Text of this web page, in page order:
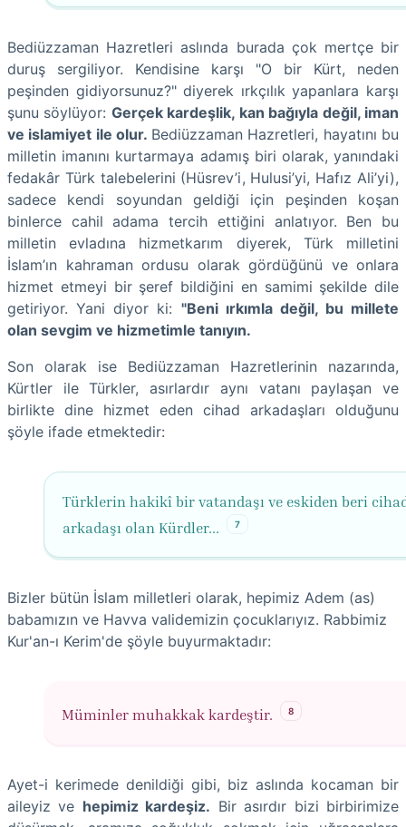
Bediüzzaman Hazretleri aslında burada çok mertçe bir
duruş sergiliyor. Kendisine karşı "O bir Kürt, neden
peşinden gidiyorsunuz?" diyerek ırkçılık yapanlara karşı
şunu söylüyor: Gerçek kardeşlik, kan bağıyla değil, iman
ve islamiyet ile olur. Bediüzzaman Hazretleri, hayatını bu
milletin imanını kurtarmaya adamış biri olarak, yanındaki
fedakâr Türk talebelerini (Hüsrev’i, Hulusi’yi, Hafız Ali’yi),
sadece kendi soyundan geldiği için peşinden koşan
binlerce cahil adama tercih ettiğini anlatıyor. Ben bu
milletin evladına hizmetkarım diyerek, Türk milletini
İslam’ın kahraman ordusu olarak gördüğünü ve onlara
hizmet etmeyi bir şeref bildiğini en samimi şekilde dile
getiriyor. Yani diyor ki: "Beni ırkımla değil, bu millete
olan sevgim ve hizmetimle tanıyın.
Son olarak ise Bediüzzaman Hazretlerinin nazarında,
Kürtler ile Türkler, asırlardır aynı vatanı paylaşan ve
birlikte dine hizmet eden cihad arkadaşları olduğunu
şöyle ifade etmektedir:
Türklerin hakikî bir vatandaşı ve eskiden beri
arkadaşı olan Kürdler...
7
Bizler bütün İslam milletleri olarak, hepimiz Adem (as)
babamızın ve Havva validemizin çocuklarıyız. Rabbimiz
Kur'an-ı Kerim'de şöyle buyurmaktadır:
Müminler muhakkak kardeştir. 8
Ayet-i kerimede denildiği gibi, biz aslında kocaman bir
aileyiz ve hepimiz kardeşiz. Bir asırdır bizi birbirimize